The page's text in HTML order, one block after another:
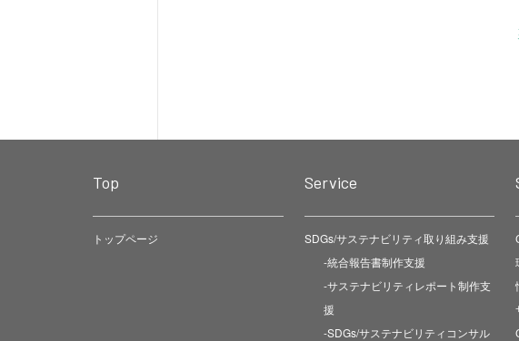
Top
トップページ
Service
SDGs/サステナビリティ取り組み支援
-統合報告書制作支援
-サステナビリティレポート制作支
援
-SDGs/サステナビリティコンサル